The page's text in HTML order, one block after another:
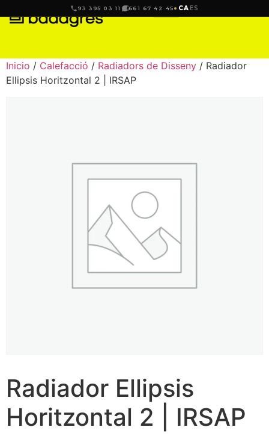
93 395 03 11 661 67 42 45 CA ES
Inicio / Calefacció / Radiadors de Disseny / Radiador
Ellipsis Horitzontal 2 | IRSAP
Radiador Ellipsis
Horitzontal 2 | IRSAP